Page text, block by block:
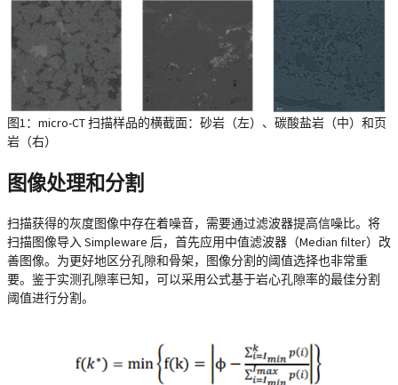
图1：micro-CT 扫描样品的横截面：砂岩（左）、碳酸盐岩（中）和页
岩（右）
图像处理和分割
扫描获得的灰度图像中存在着噪音，需要通过滤波器提高信噪比。将
扫描图像导入 Simpleware 后，首先应用中值滤波器（Median filter）改
善图像。为更好地区分孔隙和骨架，图像分割的阈值选择也非常重
要。鉴于实测孔隙率已知，可以采用公式基于岩心孔隙率的最佳分割
阈值进行分割。